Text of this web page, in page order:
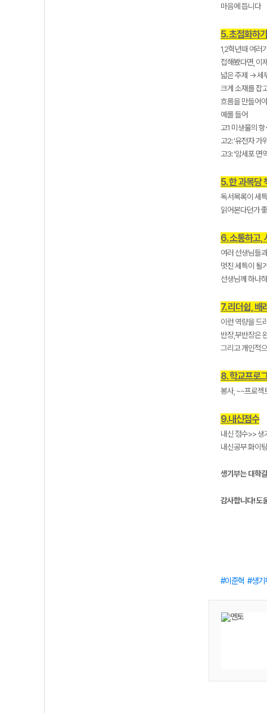
마음에 듭니다
5. 초점화하기
1,2학년때 여러
접해봤다면, 이
넓은 주제 → 세
크게 소재를 잡
흐름을 만들어
예를 들어
고1 미생물의
고2: '유전자 가
고3: '암세포 면
5. 한 과목당
독서목록이 세
읽어본다던가
6. 소통하고,
여러 선생님들
멋진 세특이 될
선생님께 하나
7. 리더쉽, 배
이런 역량을 드
반장,부반장은
그리고 개인적
8. 학교프로
봉사, ~~프로젝
9.내신점수
내신 점수>> 생
내신공부 화이팅
생기부는 대학
감사합니다! 도
이준혁 생기